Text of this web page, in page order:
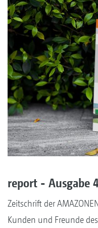
report - Ausgabe
Zeitschrift der
Kunden und Freunde